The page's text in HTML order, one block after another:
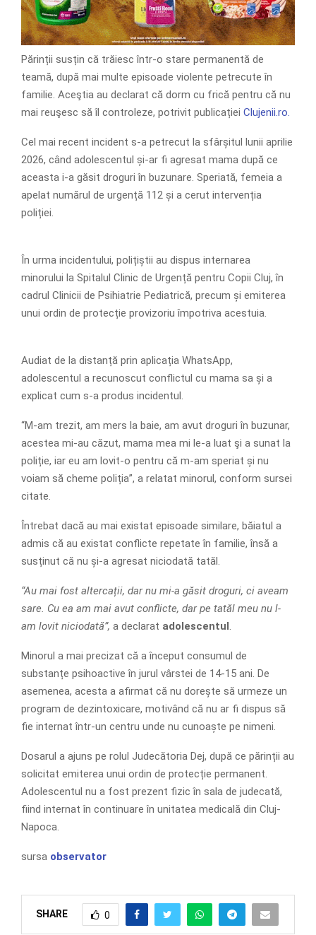
Părinții susțin că trăiesc într-o stare permanentă de
teamă, după mai multe episoade violente petrecute în
familie. Aceştia au declarat că dorm cu frică pentru că nu
mai reuşesc să îl controleze, potrivit publicației Clujenii.ro.
Cel mai recent incident s-a petrecut la sfârșitul lunii aprilie
2026, când adolescentul și-ar fi agresat mama după ce
aceasta i-a găsit droguri în buzunare. Speriată, femeia a
apelat numărul de urgență 112 și a cerut intervenția
poliției.
În urma incidentului, polițiștii au dispus internarea
minorului la Spitalul Clinic de Urgență pentru Copii Cluj, în
cadrul Clinicii de Psihiatrie Pediatrică, precum și emiterea
unui ordin de protecție provizoriu împotriva acestuia.
Audiat de la distanță prin aplicația WhatsApp,
adolescentul a recunoscut conflictul cu mama sa și a
explicat cum s-a produs incidentul.
“M-am trezit, am mers la baie, am avut droguri în buzunar,
acestea mi-au căzut, mama mea mi le-a luat şi a sunat la
poliție, iar eu am lovit-o pentru că m-am speriat și nu
voiam să cheme poliția”, a relatat minorul, conform sursei
citate.
Întrebat dacă au mai existat episoade similare, băiatul a
admis că au existat conflicte repetate în familie, însă a
susținut că nu și-a agresat niciodată tatăl.
“Au mai fost altercații, dar nu mi-a găsit droguri, ci aveam
sare. Cu ea am mai avut conflicte, dar pe tatăl meu nu l-
am lovit niciodată”, a declarat adolescentul.
Minorul a mai precizat că a început consumul de
substanțe psihoactive în jurul vârstei de 14-15 ani. De
asemenea, acesta a afirmat că nu dorește să urmeze un
program de dezintoxicare, motivând că nu ar fi dispus să
fie internat într-un centru unde nu cunoaște pe nimeni.
Dosarul a ajuns pe rolul Judecătoria Dej, după ce părinții au
solicitat emiterea unui ordin de protecție permanent.
Adolescentul nu a fost prezent fizic în sala de judecată,
fiind internat în continuare în unitatea medicală din Cluj-
Napoca.
sursa observator
SHARE 0